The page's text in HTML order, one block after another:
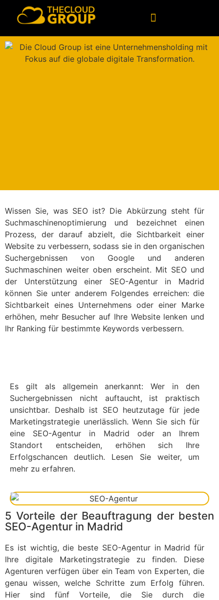
Wissen Sie, was SEO ist? Die Abkürzung steht für
Suchmaschinenoptimierung und bezeichnet einen
Prozess, der darauf abzielt, die Sichtbarkeit einer
Website zu verbessern, sodass sie in den organischen
Suchergebnissen von Google und anderen
Suchmaschinen weiter oben erscheint. Mit SEO und
der Unterstützung einer SEO-Agentur in Madrid
können Sie unter anderem Folgendes erreichen: die
Sichtbarkeit eines Unternehmens oder einer Marke
erhöhen, mehr Besucher auf Ihre Website lenken und
Ihr Ranking für bestimmte Keywords verbessern.
Es gilt als allgemein anerkannt: Wer in den
Suchergebnissen nicht auftaucht, ist praktisch
unsichtbar. Deshalb ist SEO heutzutage für jede
Marketingstrategie unerlässlich. Wenn Sie sich für
eine SEO-Agentur in Madrid oder an Ihrem
Standort entscheiden, erhöhen sich Ihre
Erfolgschancen deutlich. Lesen Sie weiter, um
mehr zu erfahren.
5 Vorteile der Beauftragung der besten
SEO-Agentur in Madrid
Es ist wichtig, die beste SEO-Agentur in Madrid für
Ihre digitale Marketingstrategie zu finden. Diese
Agenturen verfügen über ein Team von Experten, die
genau wissen, welche Schritte zum Erfolg führen.
Hier sind fünf Vorteile, die Sie durch die